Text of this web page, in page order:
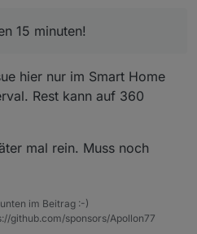
da diese zahlen für mich
gemeldet.
topic/59442/tuya-
15 minuten!
hier nur im Smart Home
Rest kann auf 360
mal rein. Muss noch
im Beitrag :-)
github.com/sponsors/Apollon77